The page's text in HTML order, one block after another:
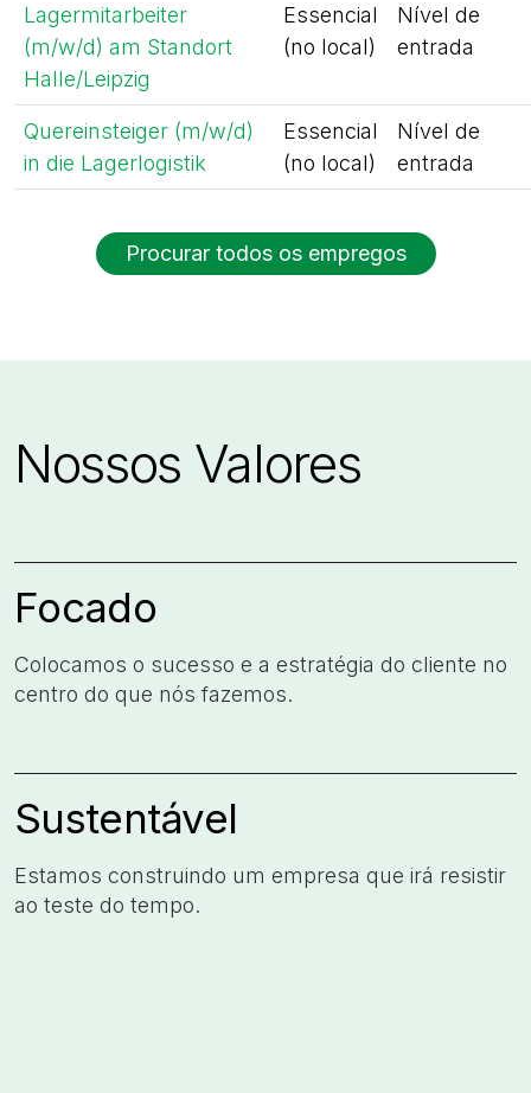
Lagermitarbeiter
(m/w/d) am Standort
Halle/Leipzig
Essencial
(no local)
Nível de
entrada
Quereinsteiger (m/w/d)
in die Lagerlogistik
Essencial
(no local)
Nível de
entrada
Procurar todos os empregos
Nossos Valores
Focado
Colocamos o sucesso e a estratégia do cliente no
centro do que nós fazemos.​
Sustentável
Estamos construindo um empresa que irá resistir
ao teste do tempo.​